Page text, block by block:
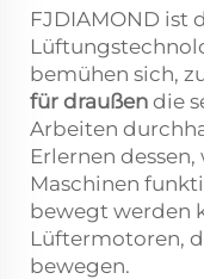
FJDIAMOND ist
bemühen sich,
für draußen die
Arbeiten
Erlernen
Maschinen
bewegt werden
Lüftermotoren,
bewegen.